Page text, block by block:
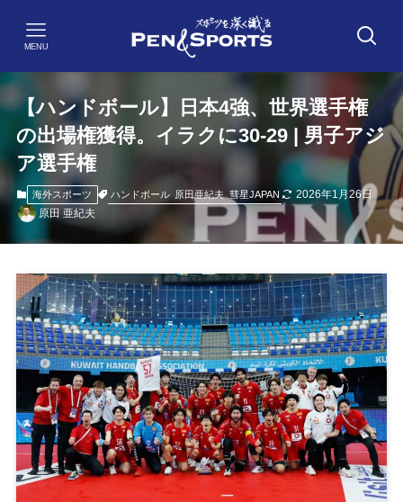
MENU
【ハンドボール】日本4強、世界選手権
の出場権獲得。イラクに30-29 | 男子アジ
ア選手権
海外スポーツ ハンドボール 原田亜紀夫 彗星JAPAN
2026年1月26日
原田 亜紀夫